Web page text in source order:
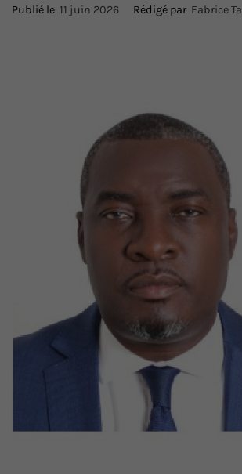
Publié le 11 juin 2026 Rédigé par Fabrice